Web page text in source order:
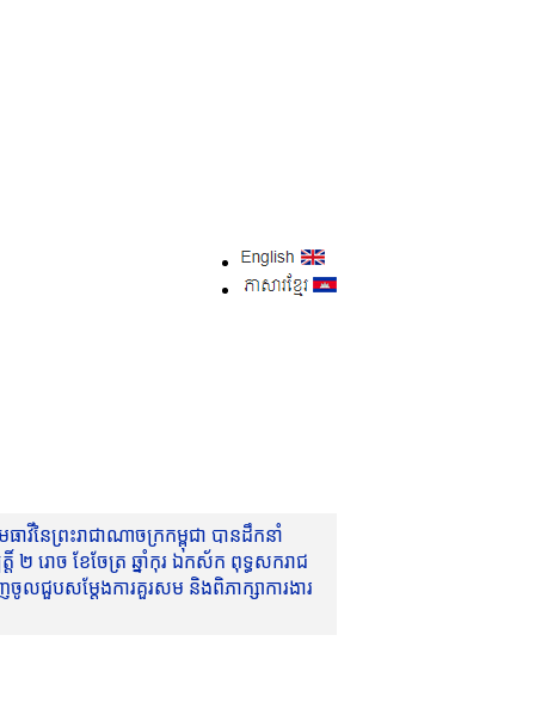
នៃព្រះរាជាណាចក្រកម្ពុជា បានដឹកនាំ
រោច ខែចែត្រ ឆ្នាំកុរ ឯកស័ក ពុទ្ធសករាជ
លជួបសម្តែងការគួរសម និងពិភាក្សាការងារ